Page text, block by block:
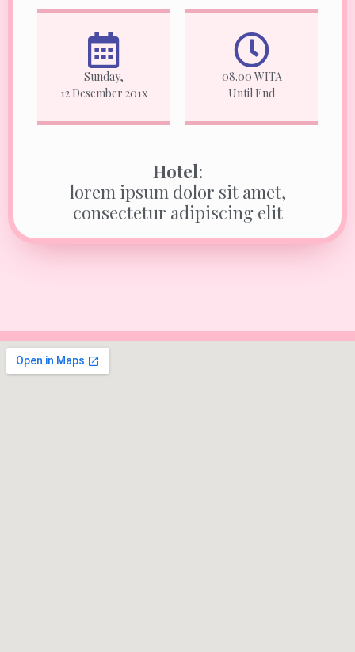
Sunday,
12 Desember 201x
08.00 WITA
Until End
Hotel:
lorem ipsum dolor sit amet,
consectetur adipiscing elit